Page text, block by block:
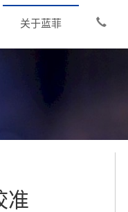
关于蓝菲
准